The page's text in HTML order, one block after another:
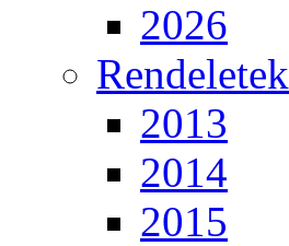
2026
Rendeletek
2013
2014
2015